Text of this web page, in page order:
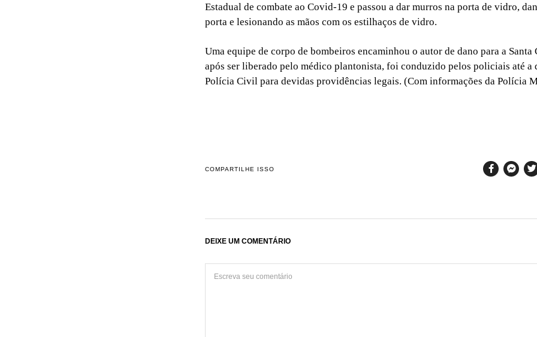
Estadual de combate ao Covid-19 e passou a dar murros na porta de vidro,
porta e lesionando as mãos com os estilhaços de vidro.
Uma equipe de corpo de bombeiros encaminhou o autor de dano para a Santa
após ser liberado pelo médico plantonista, foi conduzido pelos policiais até a
Polícia Civil para devidas providências legais. (Com informações da Polícia
COMPARTILHE ISSO
DEIXE UM COMENTÁRIO